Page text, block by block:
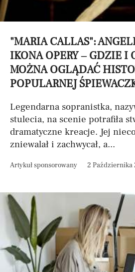
"MARIA CALLAS":
IKONA OPERY – GDZIE I
MOŻNA OGLĄDAĆ
POPULARNEJ
Legendarna sopranistka,
stulecia, na scenie potrafiła
dramatyczne kreacje. Jej
zniewalał i zachwycał, a...
Artykuł sponsorowany 2 Października